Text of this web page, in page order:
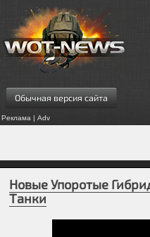
Обычная версия сайта
Реклама | Adv
Новые Упоротые
Танки